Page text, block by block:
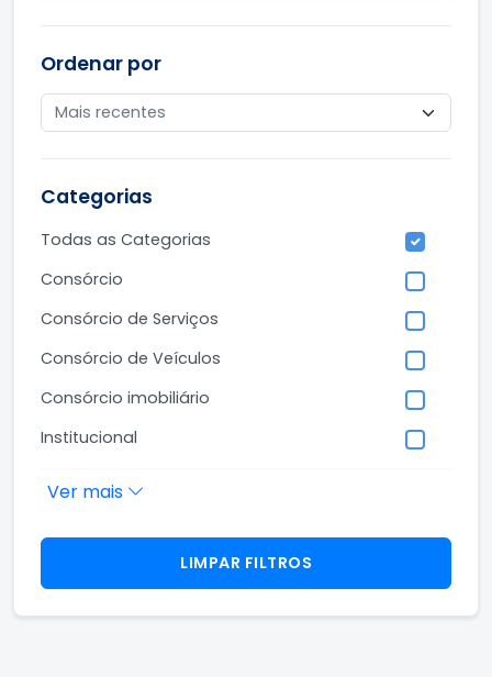
Ordenar por
Categorias
Todas as Categorias
Consórcio
Consórcio de Serviços
Consórcio de Veículos
Consórcio imobiliário
Institucional
Ver mais
LIMPAR FILTROS